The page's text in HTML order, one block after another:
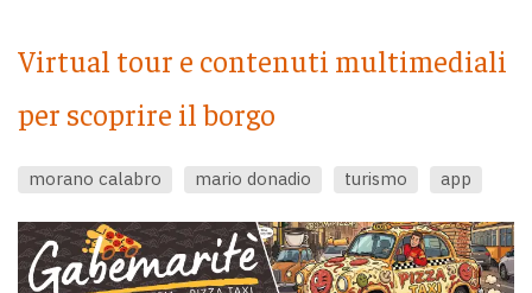
Virtual tour e contenuti multimediali
per scoprire il borgo
morano calabro mario donadio turismo app